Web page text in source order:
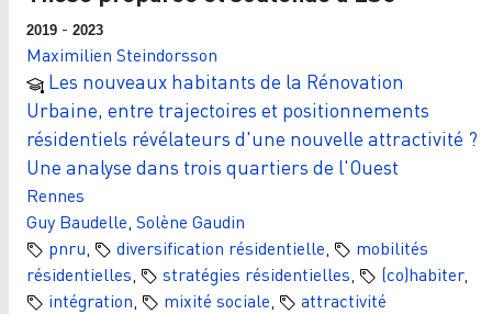
2019 - 2023
Maximilien Steindorsson
Les nouveaux habitants de la Rénovation
Urbaine, entre trajectoires et positionnements
résidentiels révélateurs d'une nouvelle attractivité ?
Une analyse dans trois quartiers de l'Ouest
Rennes
Guy Baudelle Solène Gaudin
pnru
diversification résidentielle
mobilités
résidentielles
stratégies résidentielles (co)habiter,
intégration
mixité sociale
attractivité